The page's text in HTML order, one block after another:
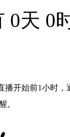
0天 0
播开始前1小时，
。